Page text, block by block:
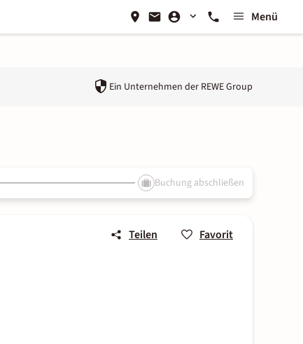
Menü
Ein Unternehmen der REWE Group
Buchung abschließen
Teilen Favorit